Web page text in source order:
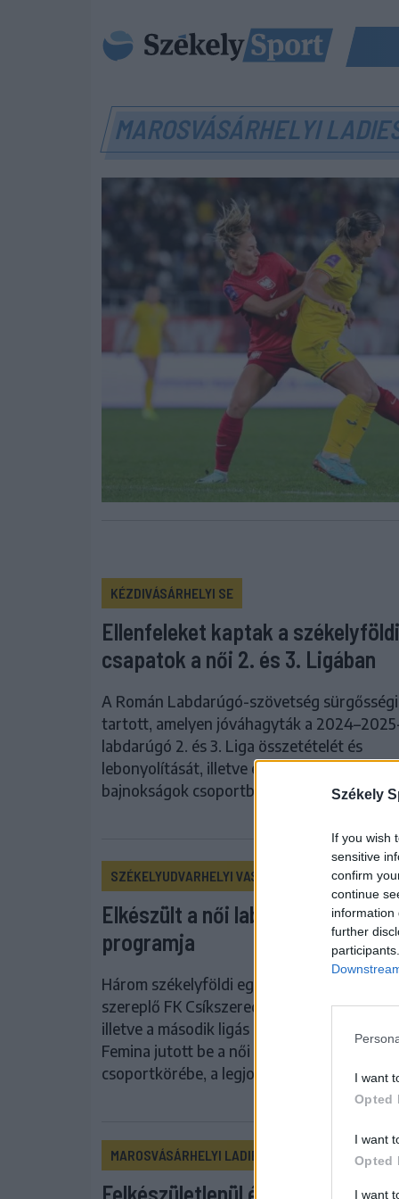
Székely
If you wish
sensitive
confirm
continue
information
further
I want
Opted
I want
Opted
I want
MAROSVÁSÁRHELYI
KÉZDIVÁSÁRHELYI SE
Ellenfeleket kaptak a székelyföldi
csapatok a női 2. és 3. Ligában
A Román Labdarúgó-szövetség
tartott, amelyen jóváhagyták a
labdarúgó 2. és 3. Liga összetételét és
lebonyolítását, illetve elkészítették az
bajnokságok csoportbeosztását.
SZÉKELYUDVARHELYI VASAS FEMINA
Elkészült a női labdarúgó Román
programja
Három székelyföldi együttes, az élvonalban
szereplő FK Csíkszereda és
illetve a második ligás Székelyudvarhelyi
Femina jutott be a női labdarúgó Román
csoportkörébe, a legjobb 12 közé.
MAROSVÁSÁRHELYI LADIES
Felkészületlenül éri a